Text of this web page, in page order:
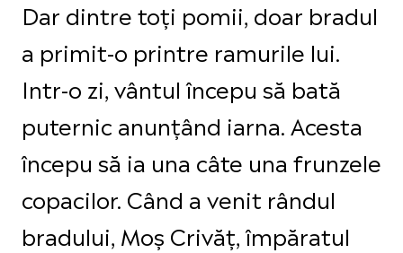
Dar dintre toți pomii, doar bradul
a primit-o printre ramurile lui.
Intr-o zi, vântul începu să bată
puternic anunțând iarna. Acesta
începu să ia una câte una frunzele
copacilor. Când a venit rândul
bradului, Moș Crivăț, împăratul